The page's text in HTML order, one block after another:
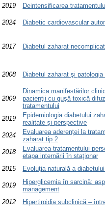
2019
Deintensificarea
2024 Diabetic cardiovascular
2017 Diabetul zaharat
2008 Diabetul zaharat şi
2009
Dinamica manifestărilor
pacienţii cu guşă toxică
tratamentului
2019
Epidemiologia diabetului
realitate și perspective
2024
Evaluarea aderenței la
zaharat tip 2
2018
Evaluarea tratamentului
etapa internării în staţionar
2015
Evoluţia naturală a
2019
Hiperglicemia în sarcină:
management
2012
Hipertiroidia subclinică –